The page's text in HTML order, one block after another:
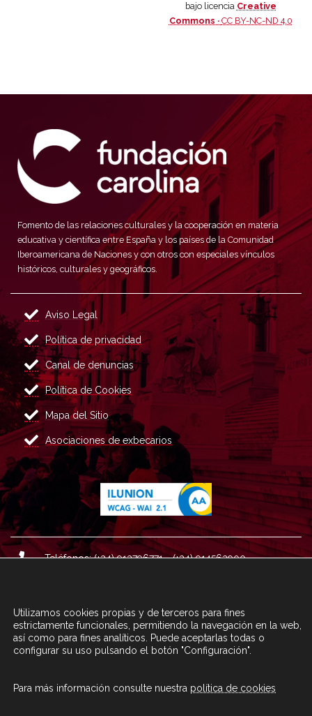
bajo licencia Creative
Commons · CC BY-NC-ND 4.0
Fomento de las relaciones culturales y la cooperación en materia
educativa y científica entre España y los países de la Comunidad
Iberoamericana de Naciones y con otros con especiales vínculos
históricos, culturales y geográficos.
Aviso Legal
Política de privacidad
Canal de denuncias
Política de Cookies
Mapa del Sitio
Asociaciones de exbecarios
Teléfonos: (+34) 913796771 - (+34) 914562900
Correo : informacion@fundacioncarolina.es
CONTACTA CON FCA TRAVÉS DEL
Utilizamos cookies propias y de terceros para fines
estrictamente funcionales, permitiendo la navegación en la web,
así como para fines analíticos. Puede aceptarlas todas o
configurar su uso pulsando el botón "Configuración".
Para más información consulte nuestra política de cookies